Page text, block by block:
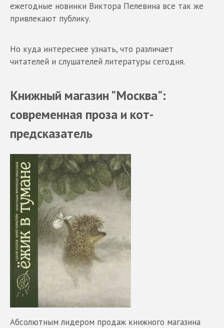
ежегодные новинки Виктора Пелевина все так же
привлекают публику.
Но куда интереснее узнать, что различает
читателей и слушателей литературы сегодня.
Книжный магазин "Москва":
современная проза и кот-
предсказатель
Абсолютным лидером продаж книжного магазина